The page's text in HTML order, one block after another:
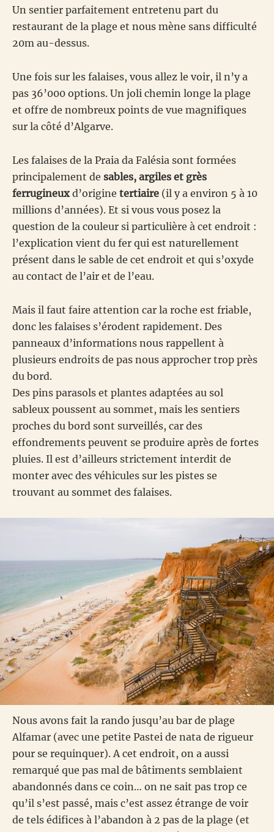
Un sentier parfaitement entretenu part du
restaurant de la plage et nous mène sans difficulté
20m au-dessus.
Une fois sur les falaises, vous allez le voir, il n’y a
pas 36’000 options. Un joli chemin longe la plage
et offre de nombreux points de vue magnifiques
sur la côté d’Algarve.
Les falaises de la Praia da Falésia sont formées
principalement de sables, argiles et grès
ferrugineux d’origine tertiaire (il y a environ 5 à 10
millions d’années). Et si vous vous posez la
question de la couleur si particulière à cet endroit :
l’explication vient du fer qui est naturellement
présent dans le sable de cet endroit et qui s’oxyde
au contact de l’air et de l’eau.
Mais il faut faire attention car la roche est friable,
donc les falaises s’érodent rapidement. Des
panneaux d’informations nous rappellent à
plusieurs endroits de pas nous approcher trop près
du bord.
Des pins parasols et plantes adaptées au sol
sableux poussent au sommet, mais les sentiers
proches du bord sont surveillés, car des
effondrements peuvent se produire après de fortes
pluies. Il est d’ailleurs strictement interdit de
monter avec des véhicules sur les pistes se
trouvant au sommet des falaises.
Nous avons fait la rando jusqu’au bar de plage
Alfamar (avec une petite Pastei de nata de rigueur
pour se requinquer). A cet endroit, on a aussi
remarqué que pas mal de bâtiments semblaient
abandonnés dans ce coin… on ne sait pas trop ce
qu’il s’est passé, mais c’est assez étrange de voir
de tels édifices à l’abandon à 2 pas de la plage (et